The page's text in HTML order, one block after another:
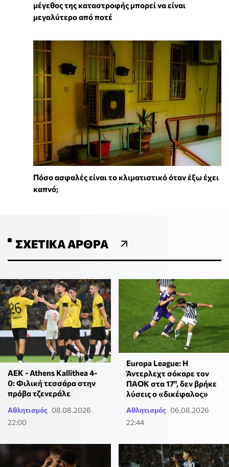
μέγεθος της καταστροφής μπορεί να είναι
μεγαλύτερο από ποτέ
Πόσο ασφαλές είναι το κλιματιστικό όταν έξω έχει
καπνό;
ΣΧΕΤΙΚΆ ΆΡΘΡΑ
ΑΕΚ - Athens Kallithea 4-
0: Φιλική τεσσάρα στην
πρόβα τζενεράλε
Αθλητισμός 08.08.2026
22:00
Europa League: Η
Άντερλεχτ σόκαρε τον
ΠΑΟΚ στα 17", δεν βρήκε
λύσεις ο «δικέφαλος»
Αθλητισμός 06.08.2026
22:44